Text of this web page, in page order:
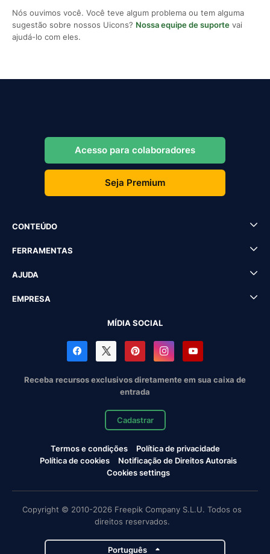
Nós ouvimos você. Você teve algum problema ou tem alguma
sugestão sobre nossos Uicons? Nossa equipe de suporte vai
ajudá-lo com eles.
Acesso para colaboradores
Seja Premium
CONTEÚDO
FERRAMENTAS
AJUDA
EMPRESA
MÍDIA SOCIAL
Receba recursos exclusivos diretamente em sua caixa de
entrada
Cadastrar
Termos e condições
Política de privacidade
Política de cookies
Notificação de Direitos Autorais
Cookies settings
Copyright © 2010-2026 Freepik Company S.L.U. Todos os
direitos reservados.
Português